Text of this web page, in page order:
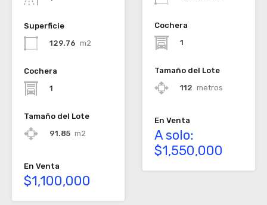
Superficie
129.76 m2
Cochera
1
Tamaño del Lote
91.85 m2
En Venta
$1,100,000
Cochera
1
Tamaño del Lote
112 metros
En Venta
A solo:
$1,550,000